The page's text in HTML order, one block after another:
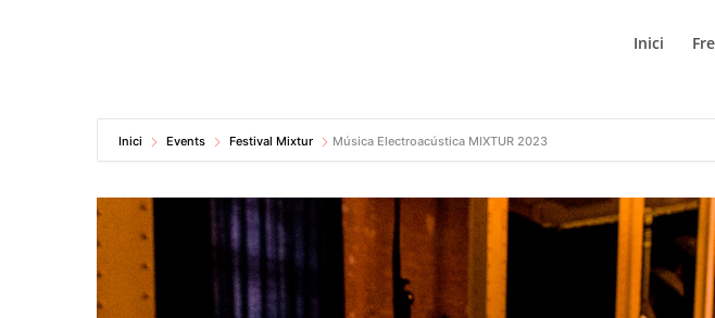
Inici
Inici Events Festival Mixtur Música Electroacústica MIXTUR 2023